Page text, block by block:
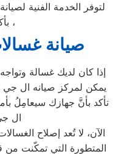
لتوفر الخدمة الفنية
بأكثر من رقم،
صيانة
إذا كان لديك غسالة
يمكن لمركز صيانه ال
تأكد بأنَّ جهازك سيعامِلُ
ال
الآن، لا تُعد إصلاح
المتطورة التي تمكّنت من